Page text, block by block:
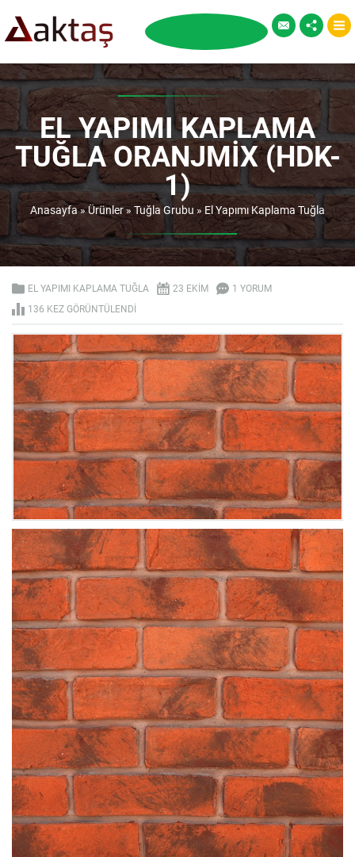
EL YAPIMI KAPLAMA
TUĞLA ORANJMIX (HDK-
1)
Anasayfa»Ürünler»Tuğla Grubu» El Yapımı Kaplama Tuğla
EL YAPIMI KAPLAMA TUĞLA 23 EKIM
1 YORUM
136 KEZ GÖRÜNTÜLENDI